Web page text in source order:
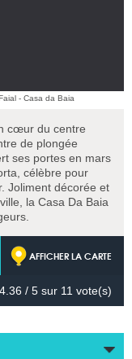
cœur du centre
de plongée
ses portes en mars
célèbre pour
Joliment décorée et
la Casa Da Baia
AFFICHER LA CARTE
4.36 / 5 sur 11 vote(s)